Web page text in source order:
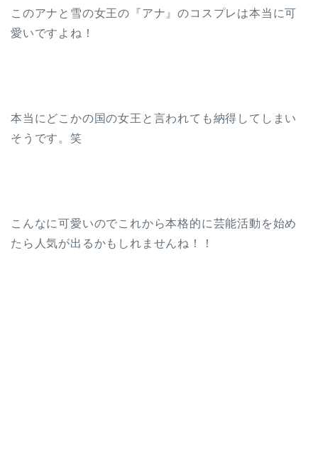
このアナと雪の女王の『アナ』のコスプレは本当に可
愛いですよね！
本当にどこかの国の女王と言われても納得してしまい
そうです。笑
こんなに可愛いのでこれから本格的に芸能活動を始め
たら人気が出るかもしれませんね！！